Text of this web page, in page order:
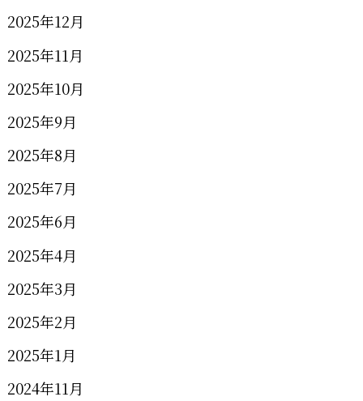
2025年12月
2025年11月
2025年10月
2025年9月
2025年8月
2025年7月
2025年6月
2025年4月
2025年3月
2025年2月
2025年1月
2024年11月